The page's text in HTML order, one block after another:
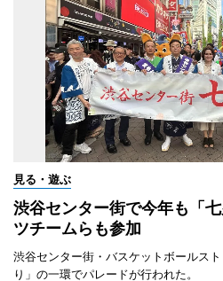
見る・遊ぶ
渋谷センター街で今年も「
ツチームらも参加
渋谷センター街・バスケットボールス
り」の一環でパレードが行われた。